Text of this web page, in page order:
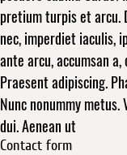
pretium turpis et arcu.
nec, imperdiet iaculis,
ante arcu, accumsan
Praesent adipiscing.
Nunc nonummy
dui. Aenean ut
Contact form